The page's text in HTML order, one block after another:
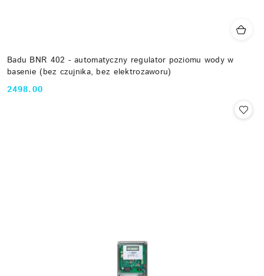
Badu BNR 402 - automatyczny regulator poziomu wody w
basenie (bez czujnika, bez elektrozaworu)
Cena:
2498.00